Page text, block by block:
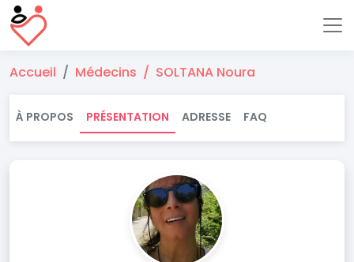
Accueil Médecins SOLTANA Noura
À PROPOS PRÉSENTATION ADRESSE FAQ